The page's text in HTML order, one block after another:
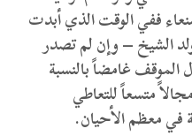
ففي الوقت الذي أبدت
الشيخ – وإن لم تصدر
الموقف غامضاً بالنسبة
متسعاً للتعاطي
في معظم الأحيان.